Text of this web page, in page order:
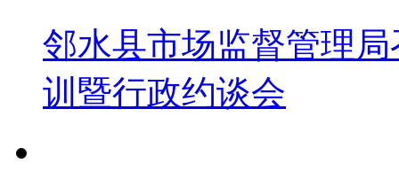
邻水县市场监督管理
训暨行政约谈会